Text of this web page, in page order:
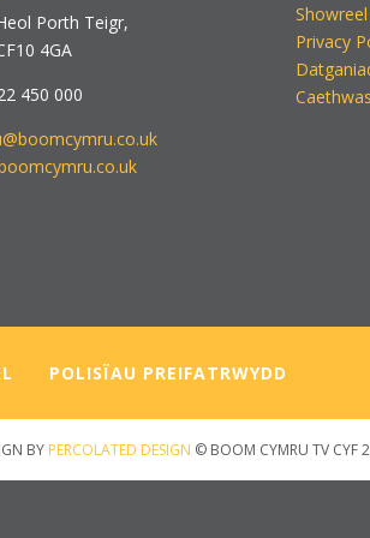
Porth Teigr,
4GA
450 000
Showreel
Privacy
POLISÏAU PREIFATRWYDD
BY PERCOLATED DESIGN © BOOM CYMRU TV CYF